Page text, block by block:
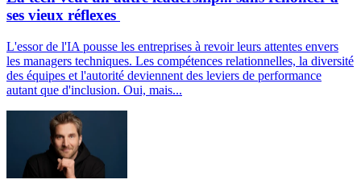
ses vieux réflexes
L'essor de l'IA pousse les entreprises à revoir leurs attentes envers
les managers techniques. Les compétences relationnelles, la diversité
des équipes et l'autorité deviennent des leviers de performance
autant que d'inclusion. Oui, mais...